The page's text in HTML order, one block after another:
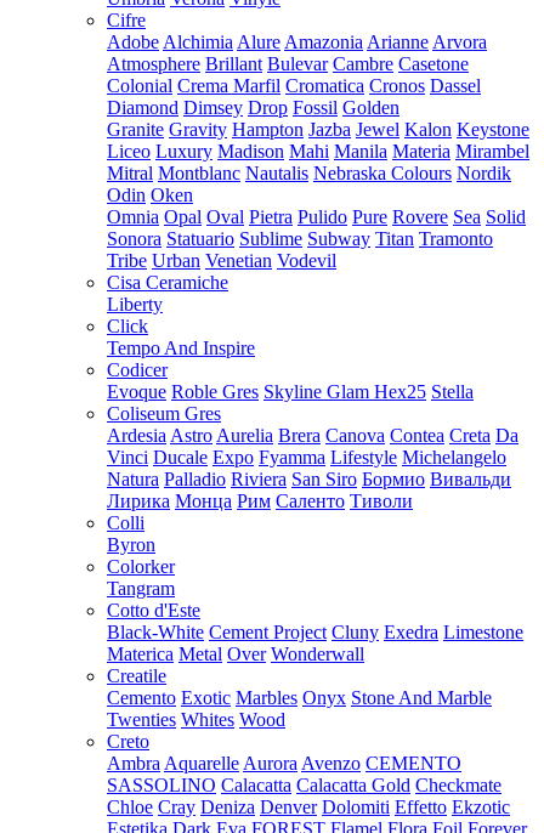
Cifre
Adobe Alchimia Alure Amazonia Arianne Arvora
Atmosphere Brillant Bulevar Cambre Casetone
Colonial Crema Marfil Cromatica Cronos Dassel
Diamond Dimsey Drop Fossil Golden
Granite Gravity Hampton Jazba Jewel Kalon Keystone
Liceo Luxury Madison Mahi Manila Materia Mirambel
Mitral Montblanc Nautalis Nebraska Colours Nordik
Odin Oken
Omnia Opal Oval Pietra Pulido Pure Rovere Sea Solid
Sonora Statuario Sublime Subway Titan Tramonto
Tribe Urban Venetian Vodevil
Cisa Ceramiche
Liberty
Click
Tempo And Inspire
Codicer
Evoque Roble Gres Skyline Glam Hex25 Stella
Coliseum Gres
Ardesia Astro Aurelia Brera Canova Contea Creta Da
Vinci Ducale Expo Fyamma Lifestyle Michelangelo
Natura Palladio Riviera San Siro Бормио Вивальди
Лирика Монца Рим Саленто Тиволи
Colli
Byron
Colorker
Tangram
Cotto d'Este
Black-White Cement Project Cluny Exedra Limestone
Materica Metal Over Wonderwall
Creatile
Cemento Exotic Marbles Onyx Stone And Marble
Twenties Whites Wood
Creto
Ambra Aquarelle Aurora Avenzo CEMENTO
SASSOLINO Calacatta Calacatta Gold Checkmate
Chloe Cray Deniza Denver Dolomiti Effetto Ekzotic